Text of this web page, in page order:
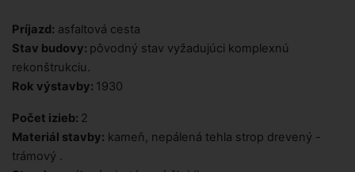
Príjazd: asfaltová cesta
Stav budovy: pôvodný stav vyžadujúci komplexnú
rekonštrukciu.
Rok výstavby: 1930
Počet izieb: 2
Materiál stavby: kameň, nepálená tehla strop drevený -
trámový .